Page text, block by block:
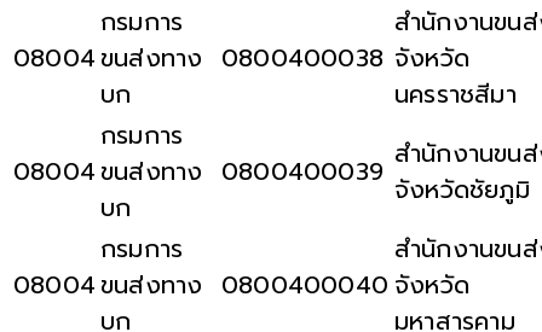
08004
กรมการ
ขนส่งทาง
บก
0800400038
สำนักงานขน
จังหวัด
นครราชสีมา
08004
กรมการ
ขนส่งทาง
บก
0800400039 สำนักงานขน
จังหวัดชัยภูมิ
08004
กรมการ
ขนส่งทาง
บก
0800400040
สำนักงานขน
จังหวัด
มหาสารคาม